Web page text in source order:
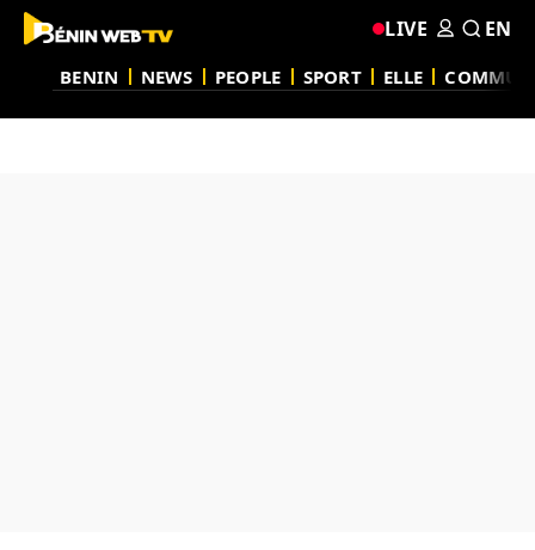
BENIN NEWS PEOPLE SPORT ELLE
LIVE EN